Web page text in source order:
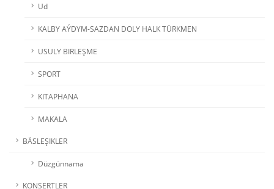
Ud
KALBY AÝDYM-SAZDAN DOLY HALK TÜRKMEN
USULY BIRLEŞME
SPORT
KITAPHANA
MAKALA
BÄSLEŞIKLER
Düzgünnama
KONSERTLER